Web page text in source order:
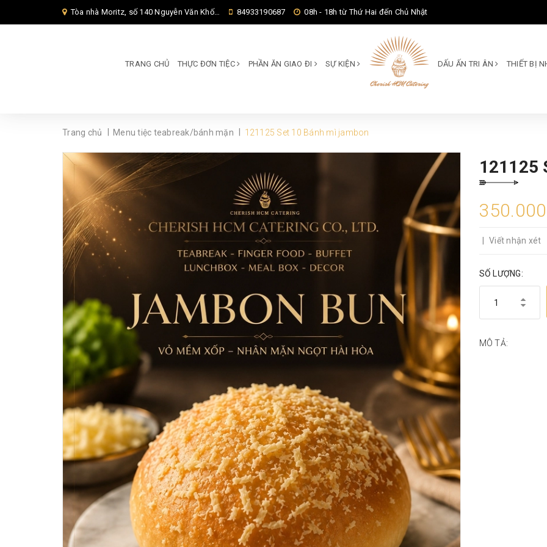
Tòa nhà Moritz, số 140 Nguyễn Văn Khối, Phường Thông Tây Hội, Thành phố Hồ Chí Minh, TP Hồ Chí Minh, 84933190687 08h - 18h từ Thứ Hai đến Chủ Nhật
TRANG CHỦ THỰC ĐƠN TIỆC PHẦN ĂN GIAO ĐI SỰ KIỆN DẤU ẤN TRI ÂN THIẾT BỊ
Trang chủ Menu tiệc teabreak/bánh mặn 121125 Set 10 Bánh mì jambon
121125
Viết nhận xét
SỐ LƯỢNG:
MÔ TẢ: